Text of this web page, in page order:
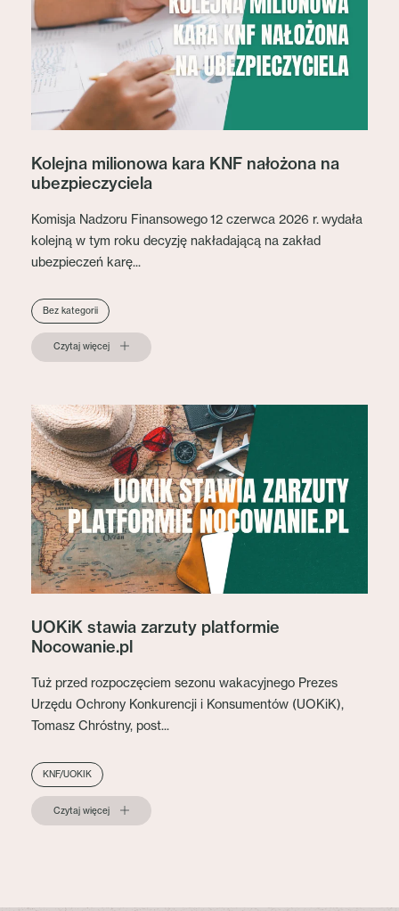
Kolejna milionowa kara KNF nałożona na
ubezpieczyciela
Komisja Nadzoru Finansowego 12 czerwca 2026 r. wydała
kolejną w tym roku decyzję nakładającą na zakład
ubezpieczeń karę...
Bez kategorii
Czytaj więcej
UOKiK stawia zarzuty platformie
Nocowanie.pl
Tuż przed rozpoczęciem sezonu wakacyjnego Prezes
Urzędu Ochrony Konkurencji i Konsumentów (UOKiK),
Tomasz Chróstny, post...
KNF/UOKIK
Czytaj więcej